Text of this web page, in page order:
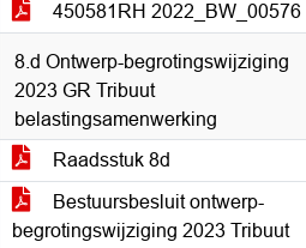
450581RH 2022_BW_00576
8.d Ontwerp-begrotingswijziging
2023 GR Tribuut
belastingsamenwerking
Raadsstuk 8d
Bestuursbesluit ontwerp-
begrotingswijziging 2023 Tribuut